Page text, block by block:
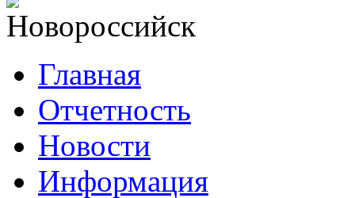
Главная
Отчетность
Новости
Информация